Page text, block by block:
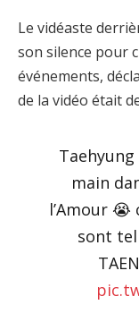
Le vidéaste
son silence pour
événements,
de la vidéo était
main
l’Amour 😭
sont